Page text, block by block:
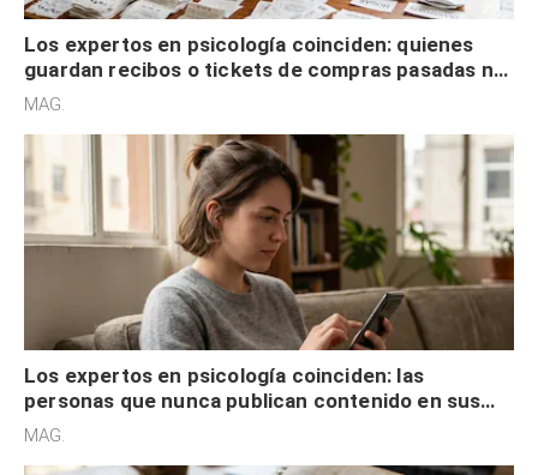
Los expertos en psicología coinciden: quienes
guardan recibos o tickets de compras pasadas no
son acumuladores, sino que tienen necesidad de
MAG.
Los expertos en psicología coinciden: las
personas que nunca publican contenido en sus
redes sociales no pretenden buscar validación
MAG.